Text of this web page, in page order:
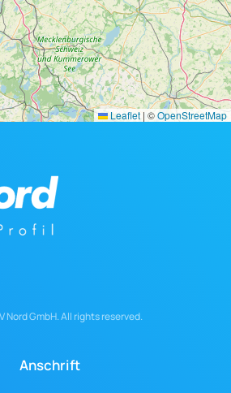
Leaflet | ©OpenStreetMap
Nord GmbH. All rights reserved.
Anschrift